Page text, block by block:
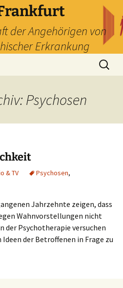
der Angehörigen von
Erkrankung
Suchen
nach:
Psychosen
& TV Psychosen,
Jahrzehnte zeigen, dass
Wahnvorstellungen nicht
der Psychotherapie versuchen
der Betroffenen in Frage zu